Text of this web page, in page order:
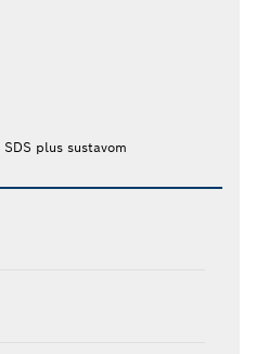
plus sustavom